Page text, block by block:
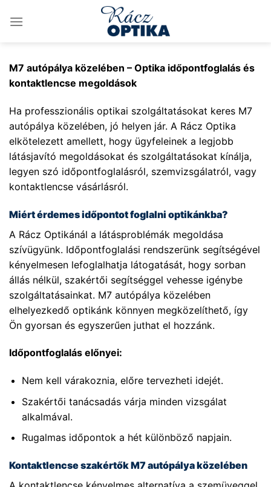
M7 autópálya közelében – Optika időpontfoglalás és
kontaktlencse megoldások
Ha professzionális optikai szolgáltatásokat keres M7
autópálya közelében, jó helyen jár. A Rácz Optika
elkötelezett amellett, hogy ügyfeleinek a legjobb
látásjavító megoldásokat és szolgáltatásokat kínálja,
legyen szó időpontfoglalásról, szemvizsgálatról, vagy
kontaktlencse vásárlásról.
Miért érdemes időpontot foglalni optikánkba?
A Rácz Optikánál a látásproblémák megoldása
szívügyünk. Időpontfoglalási rendszerünk segítségével
kényelmesen lefoglalhatja látogatását, hogy sorban
állás nélkül, szakértői segítséggel vehesse igénybe
szolgáltatásainkat. M7 autópálya közelében
elhelyezkedő optikánk könnyen megközelíthető, így
Ön gyorsan és egyszerűen juthat el hozzánk.
Időpontfoglalás előnyei:
Nem kell várakoznia, előre tervezheti idejét.
Szakértői tanácsadás várja minden vizsgálat
alkalmával.
Rugalmas időpontok a hét különböző napjain.
Kontaktlencse szakértők M7 autópálya közelében